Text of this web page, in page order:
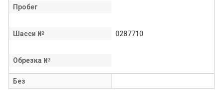
Пробег
Шасси № 0287710
Обрезка №
Без